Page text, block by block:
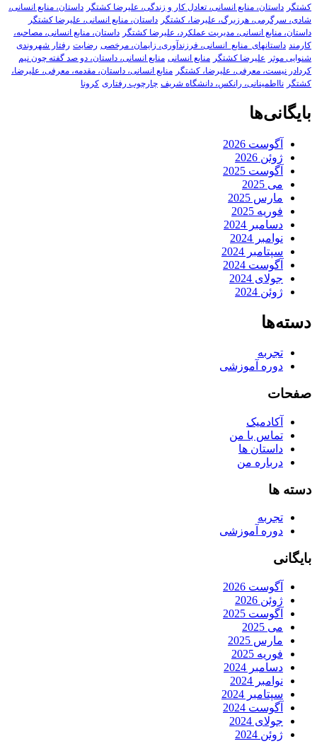
کشتگر داستان، منابع انسانی، تعادل کار و زندگی، علیرضا کشتگر داستان، منابع انسانی،
شادی، سرگرمی، هرزبرگ، علیرضا، کشتگر داستان، منابع انسانی، علیرضا کشتگر
داستان، منابع انسانی، مدیریت عملکرد، علیرضا کشتگر داستان، منابع انسانی، مصاحبه،
کارمند داستانهای_منابع_انسانی، فرزندآوری، زایمان، مرخصی رضایت رفتار شهروندی
شنوایی موثر علیرضا کشتگر منابع انسانی منابع انسانی، داستان، دو صد گفته چون نیم
کردادر نیست، معرفی، علیرضا، کشتگر منابع انسانی، داستان، مقدمه، معرفی، علیرضا،
کشتگر نااطمینانی، رانکس، دانشگاه شریف چارچوب رفتاری کرونا
بایگانی‌ها
آگوست 2026
ژوئن 2026
آگوست 2025
می 2025
مارس 2025
فوریه 2025
دسامبر 2024
نوامبر 2024
سپتامبر 2024
آگوست 2024
جولای 2024
ژوئن 2024
دسته‌ها
تجربه
دوره آموزشی
صفحات
آکادمیک
تماس با من
داستان ها
درباره من
دسته ها
تجربه
دوره آموزشی
بایگانی
آگوست 2026
ژوئن 2026
آگوست 2025
می 2025
مارس 2025
فوریه 2025
دسامبر 2024
نوامبر 2024
سپتامبر 2024
آگوست 2024
جولای 2024
ژوئن 2024